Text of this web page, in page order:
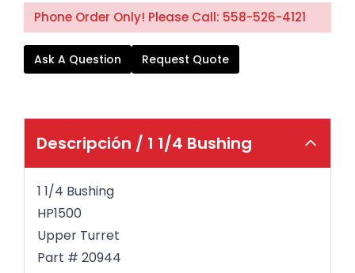
Phone Order Only! Please Call: 558-526-4121
Ask A Question Request Quote
Descripción / 1 1/4 Bushing
1 1/4 Bushing
HP1500
Upper Turret
Part # 20944